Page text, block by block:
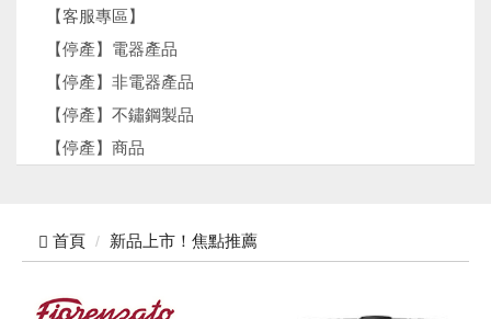
【客服專區】
【停產】電器產品
【停產】非電器產品
【停產】不鏽鋼製品
【停產】商品
首頁 新品上市！焦點推薦